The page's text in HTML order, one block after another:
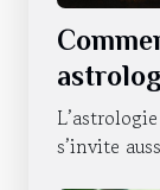
s’invite